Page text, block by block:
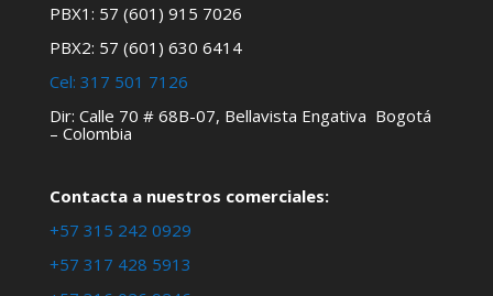
PBX1: 57 (601) 915 7026
PBX2: 57 (601) 630 6414
Cel: 317 501 7126
Dir: Calle 70 # 68B-07, Bellavista Engativa Bogotá
– Colombia
Contacta a nuestros comerciales:
+57 315 242 0929
+57 317 428 5913